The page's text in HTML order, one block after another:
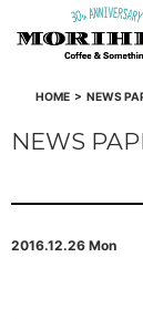
HOME> NEWS
NEWS
2016.12.26 Mon